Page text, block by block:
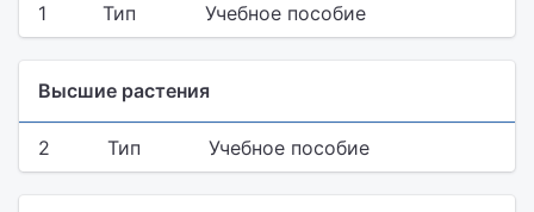
1 Тип Учебное пособие
Высшие растения
2 Тип Учебное пособие